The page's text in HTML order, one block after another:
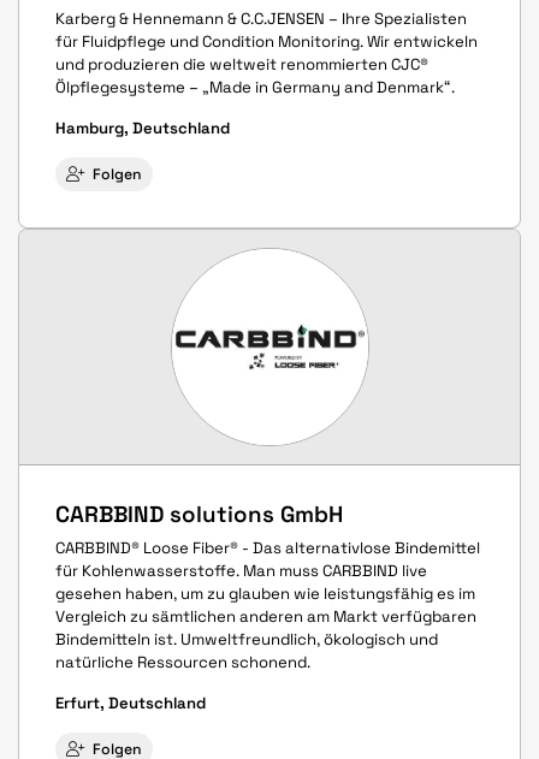
Karberg & Hennemann & C.C.JENSEN – Ihre Spezialisten
für Fluidpflege und Condition Monitoring. Wir entwickeln
und produzieren die weltweit renommierten CJC®
Ölpflegesysteme – „Made in Germany and Denmark“.
Hamburg, Deutschland
Folgen
CARBBIND solutions GmbH
CARBBIND® Loose Fiber® - Das alternativlose Bindemittel
für Kohlenwasserstoffe. Man muss CARBBIND live
gesehen haben, um zu glauben wie leistungsfähig es im
Vergleich zu sämtlichen anderen am Markt verfügbaren
Bindemitteln ist. Umweltfreundlich, ökologisch und
natürliche Ressourcen schonend.
Erfurt, Deutschland
Folgen